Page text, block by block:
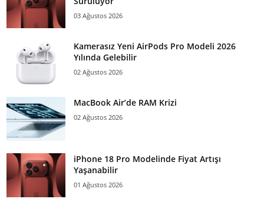
03 Ağustos 2026
Kamerasız Yeni AirPods Pro Modeli 2026
Yılında Gelebilir
02 Ağustos 2026
MacBook Air’de RAM Krizi
02 Ağustos 2026
iPhone 18 Pro Modelinde Fiyat Artışı
Yaşanabilir
01 Ağustos 2026